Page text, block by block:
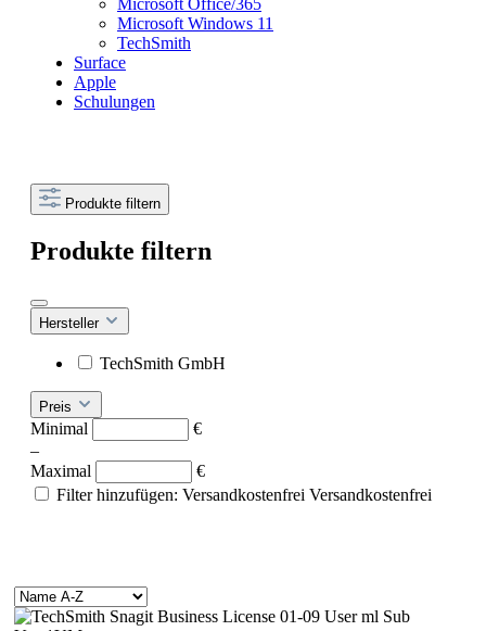
Microsoft Office/365
Microsoft Windows 11
TechSmith
Surface
Apple
Schulungen
Produkte filtern
Produkte filtern
Hersteller
TechSmith GmbH
Preis
Minimal
€
–
Maximal
€
Filter hinzufügen: Versandkostenfrei Versandkostenfrei